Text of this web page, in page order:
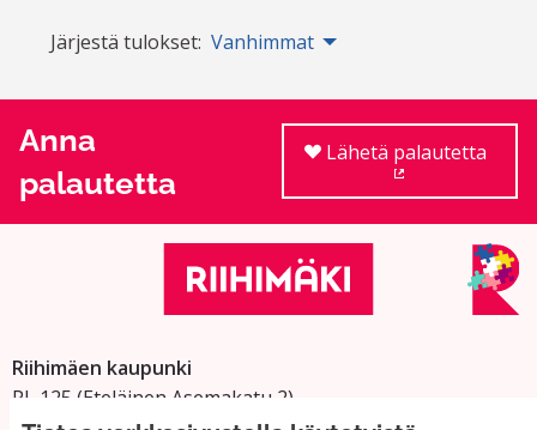
Järjestä tulokset: Vanhimmat
Anna
palautetta
Lähetä palautetta
Riihimäen kaupunki
PL 125 (Eteläinen Asemakatu 2)